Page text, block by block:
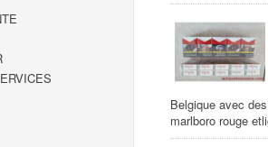
Belgique avec
marlboro rouge